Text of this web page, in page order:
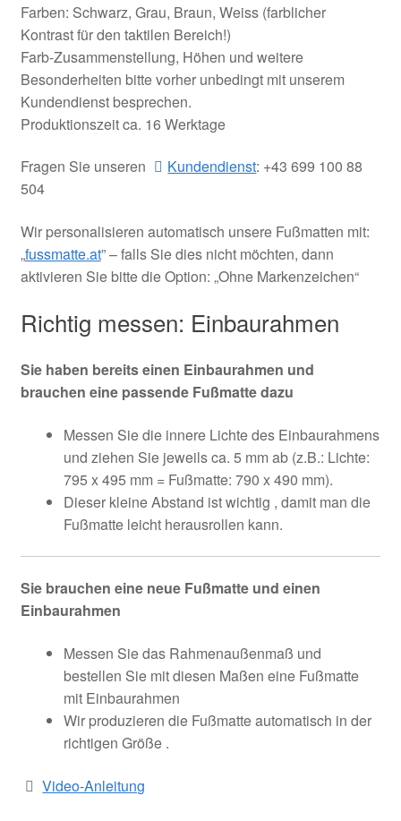
Farben: Schwarz, Grau, Braun, Weiss (farblicher
Kontrast für den taktilen Bereich!)
Farb-Zusammenstellung, Höhen und weitere
Besonderheiten bitte vorher unbedingt mit unserem
Kundendienst besprechen.
Produktionszeit ca. 16 Werktage
Fragen Sie unseren Kundendienst: +43 699 100 88
504
Wir personalisieren automatisch unsere Fußmatten mit:
„fussmatte.at” – falls Sie dies nicht möchten, dann
aktivieren Sie bitte die Option: „Ohne Markenzeichen“
Richtig messen: Einbaurahmen
Sie haben bereits einen Einbaurahmen und
brauchen eine passende Fußmatte dazu
Messen Sie die innere Lichte des Einbaurahmens
und ziehen Sie jeweils ca. 5 mm ab (z.B.: Lichte:
795 x 495 mm = Fußmatte: 790 x 490 mm).
Dieser kleine Abstand ist wichtig , damit man die
Fußmatte leicht herausrollen kann.
Sie brauchen eine neue Fußmatte und einen
Einbaurahmen
Messen Sie das Rahmenaußenmaß und
bestellen Sie mit diesen Maßen eine Fußmatte
mit Einbaurahmen
Wir produzieren die Fußmatte automatisch in der
richtigen Größe .
Video-Anleitung